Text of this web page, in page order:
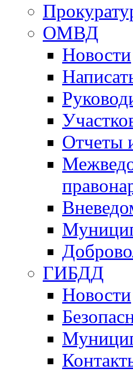
ОМВД
Новости
Отчеты
ГИБДД
Новости